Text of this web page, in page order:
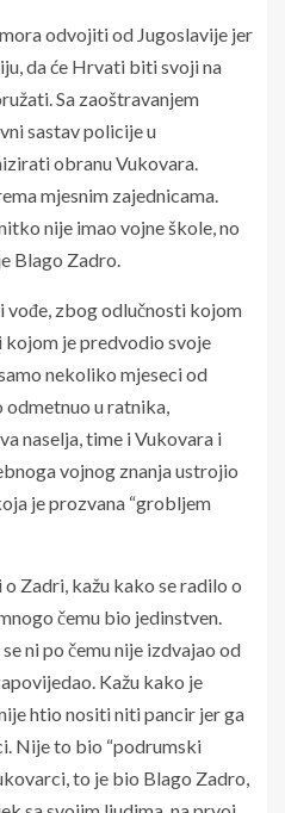
odvojiti od Jugoslavije jer
da će Hrvati biti svoji na
Sa zaoštravanjem
sastav policije u
obranu Vukovara.
mjesnim zajednicama.
nije imao vojne škole, no
Blago Zadro.
zbog odlučnosti kojom
kojom je predvodio svoje
nekoliko mjeseci od
u ratnika,
naselja, time i Vukovara i
vojnog znanja ustrojio
je prozvana “grobljem
Zadri, kažu kako se radilo o
čemu bio jedinstven.
ni po čemu nije izdvajao od
Kažu kako je
htio nositi niti pancir jer ga
Nije to bio “podrumski
to je bio Blago Zadro,